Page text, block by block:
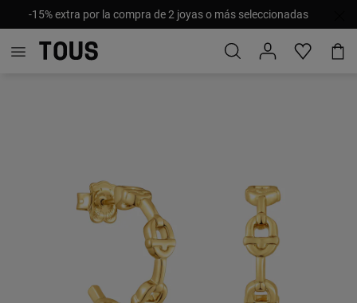
-15% extra por la compra de 2 joyas o más seleccionadas